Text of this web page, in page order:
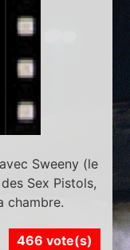
Sweeny (le
Sex Pistols,
chambre.
466 vote(s)